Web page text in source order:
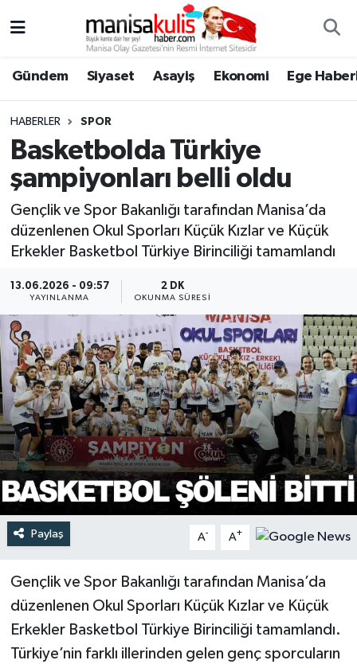
Gündem Siyaset Asayiş Ekonomi Ege
HABERLER SPOR
Basketbolda Türkiye
şampiyonları belli oldu
Gençlik ve Spor Bakanlığı tarafından Manisa’da
düzenlenen Okul Sporları Küçük Kızlar ve Küçük
Erkekler Basketbol Türkiye Birinciliği tamamlandı
13.06.2026 - 09:57
YAYINLANMA
2 DK
OKUNMA SÜRESI
Paylaş A- A+
Gençlik ve Spor Bakanlığı tarafından Manisa’da
düzenlenen Okul Sporları Küçük Kızlar ve Küçük
Erkekler Basketbol Türkiye Birinciliği tamamlandı.
Türkiye’nin farklı illerinden gelen genç sporcuların
Ege Haberleri
Ekonomi
Genel
Gündem
Siyaset
Spor
Türkiye
Yaşam
Yunusemre Hava Durumu
Yunusemre Trafik Yoğunluk Haritası
Süper Lig Puan Durumu ve Fikstür
Tüm Manşetler
Son Dakika Haberleri
Haber Arşivi